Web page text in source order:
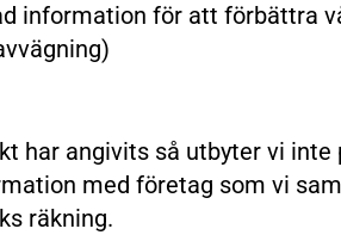
information för att förbättra
har angivits så utbyter vi
med företag som vi
räkning.